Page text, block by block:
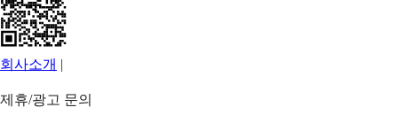
회사소개 |
제휴/광고 문의